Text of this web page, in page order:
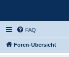
FAQ
Foren-Übersicht